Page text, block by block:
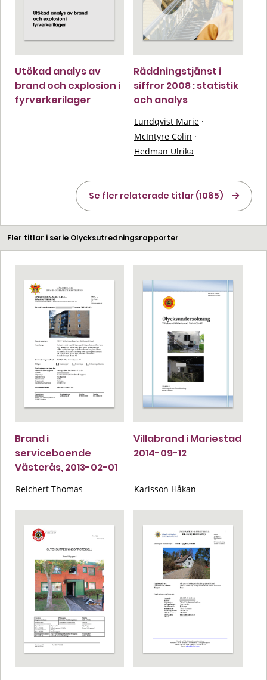
Utökad analys av
brand och explosion i
fyrverkerilager
Räddningstjänst i
siffror 2008 : statistik
och analys
Lundqvist Marie ·
McIntyre Colin ·
Hedman Ulrika
Se fler relaterade titlar (1085)
Fler titlar i serie Olycksutredningsrapporter
Brand i
serviceboende
Västerås, 2013-02-01
Reichert Thomas
Villabrand i Mariestad
2014-09-12
Karlsson Håkan